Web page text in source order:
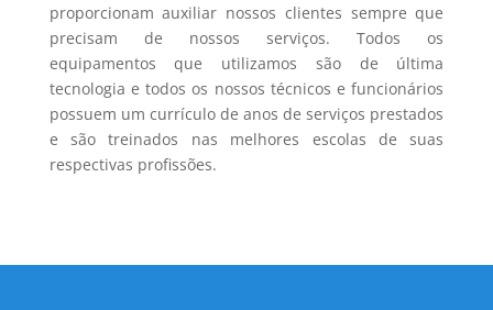
proporcionam auxiliar nossos clientes sempre que
precisam de nossos serviços. Todos os
equipamentos que utilizamos são de última
tecnologia e todos os nossos técnicos e funcionários
possuem um currículo de anos de serviços prestados
e são treinados nas melhores escolas de suas
respectivas profissões.